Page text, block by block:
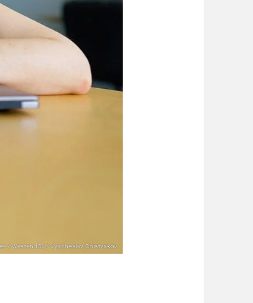
/ Westend61 / Vyacheslav Chistyakov